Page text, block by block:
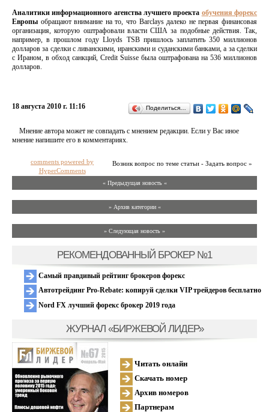
Аналитики информационного агенства лучшего проекта обучения форекс
Европы обращают внимание на то, что Barclays далеко не первая финансовая
организация, которую оштрафовали власти США за подобные действия. Так,
например, в прошлом году Lloyds TSB пришлось заплатить 350 миллионов
долларов за сделки с ливанскими, иранскими и суданскими банками, а за сделки
с Ираном, в обход санкций, Credit Suisse была оштрафована на 536 миллионов
долларов.
18 августа 2010 г. 11:16 Поделиться…
Мнение автора может не совпадать с мнением редакции. Если у Вас иное
мнение напишите его в комментариях.
Возник вопрос по теме статьи - Задать вопрос »
comments powered by
HyperComments
« Предыдущая новость «
» Архив категории «
» Следующая новость »
РЕКОМЕНДОВАННЫЙ БРОКЕР №1
Самый правдивый рейтинг брокеров форекс
Автотрейдинг Pro-Rebate: копируй сделки VIP трейдеров бесплатно
Nord FX лучший форекс брокер 2019 года
ЖУРНАЛ «БИРЖЕВОЙ ЛИДЕР»
Читать онлайн
Скачать номер
Архив номеров
Партнерам